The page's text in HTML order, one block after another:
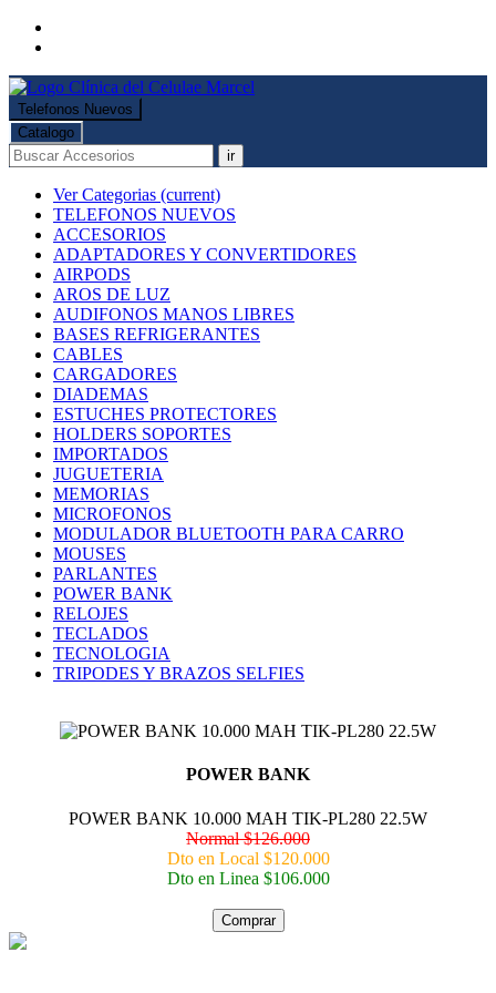
Telefonos Nuevos
Catalogo
ir
Ver Categorias (current)
TELEFONOS NUEVOS
ACCESORIOS
ADAPTADORES Y CONVERTIDORES
AIRPODS
AROS DE LUZ
AUDIFONOS MANOS LIBRES
BASES REFRIGERANTES
CABLES
CARGADORES
DIADEMAS
ESTUCHES PROTECTORES
HOLDERS SOPORTES
IMPORTADOS
JUGUETERIA
MEMORIAS
MICROFONOS
MODULADOR BLUETOOTH PARA CARRO
MOUSES
PARLANTES
POWER BANK
RELOJES
TECLADOS
TECNOLOGIA
TRIPODES Y BRAZOS SELFIES
POWER BANK
POWER BANK 10.000 MAH TIK-PL280 22.5W
Normal $126.000
Dto en Local $120.000
Dto en Linea $106.000